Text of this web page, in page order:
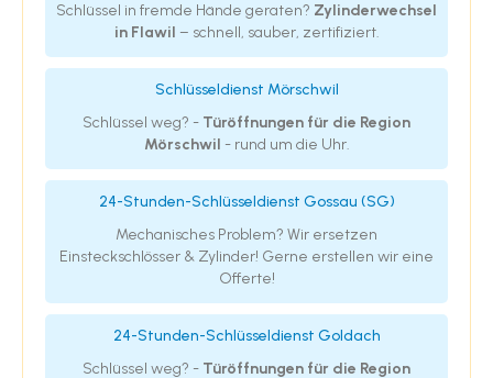
Schlüssel in fremde Hände geraten? Zylinderwechsel
in Flawil – schnell, sauber, zertifiziert.
Schlüsseldienst Mörschwil
Schlüssel weg? - Türöffnungen für die Region
Mörschwil - rund um die Uhr.
24-Stunden-Schlüsseldienst Gossau (SG)
Mechanisches Problem? Wir ersetzen
Einsteckschlösser & Zylinder! Gerne erstellen wir eine
Offerte!
24-Stunden-Schlüsseldienst Goldach
Schlüssel weg? - Türöffnungen für die Region